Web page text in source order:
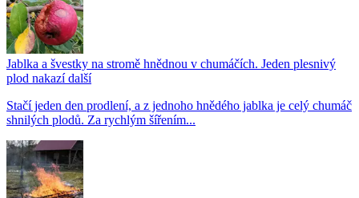
Jablka a švestky na stromě hnědnou v chumáčích. Jeden plesnivý
plod nakazí další
Stačí jeden den prodlení, a z jednoho hnědého jablka je celý chumáč
shnilých plodů. Za rychlým šířením...